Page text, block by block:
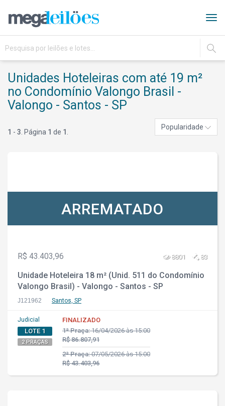
IR
Unidades Hoteleiras com até 19 m²
no Condomínio Valongo Brasil -
Valongo - Santos - SP
1 - 3 . Página 1 de 1
Popularidade
ARREMATADO
R$ 43.403,96 8801 83
Unidade Hoteleira 18 m² (Unid. 511 do Condomínio
Valongo Brasil) - Valongo - Santos - SP
J121962 Santos, SP
Judicial
LOTE 1
2 PRAÇAS
FINALIZADO
1ª Praça:16/04/2026 às 15:00
R$ 86.807,91
2ª Praça:07/05/2026 às 15:00
R$ 43.403,96